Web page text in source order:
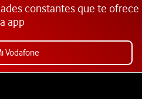
constantes que te ofrece
app
Vodafone
de Vodafone